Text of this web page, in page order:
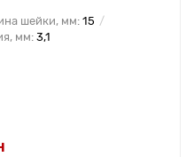
шейки, мм: 15
мм: 3,1